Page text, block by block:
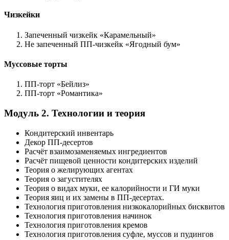
Чизкейки​
Запеченный чизкейк «Карамельный»
Не запеченный ПП-чизкейк «Ягодный бум»
Муссовые торты​
ПП-торт «Бейлиз»
ПП-торт «Романтика»
Модуль 2. Технологии и теория
Кондитерский инвентарь
Декор ПП-десертов
Расчёт взаимозаменяемых ингредиентов
Расчёт пищевой ценности кондитерских изделий
Теория о желирующих агентах
Теория о загустителях
Теория о видах муки, ее калорийности и ГИ муки
Теория яиц и их замены в ПП-десертах.
Технология приготовления низкокалорийных бисквитов
Технология приготовления начинок
Технология приготовления кремов
Технология приготовления суфле, муссов и пудингов